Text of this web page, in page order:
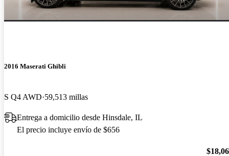
2016 Maserati Ghibli
S Q4 AWD 59,513 millas
Entrega a domicilio desde Hinsdale, IL
El precio incluye envío de $656